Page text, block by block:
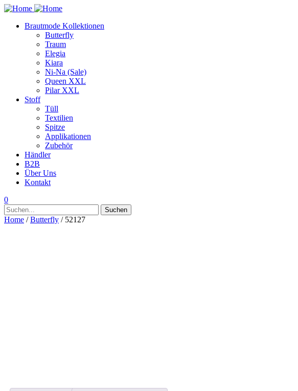
Brautmode Kollektionen
Butterfly
Traum
Elegia
Kiara
Ni-Na (Sale)
Queen XXL
Pilar XXL
Stoff
Tüll
Textilien
Spitze
Applikationen
Zubehör
Händler
B2B
Über Uns
Kontakt
0
Suchen
nach:
Suchen
Home /Butterfly / 52127